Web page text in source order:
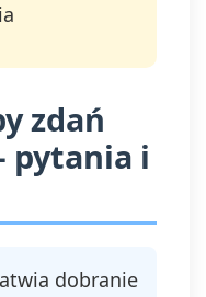
zdań
pytania i
dobranie